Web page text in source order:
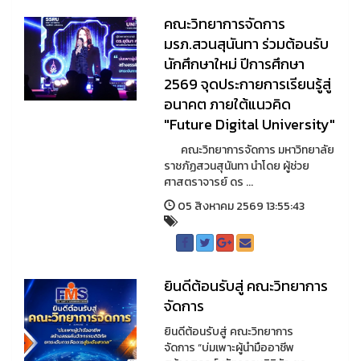
คณะวิทยาการจัดการ
มรภ.สวนสุนันทา ร่วมต้อนรับ
นักศึกษาใหม่ ปีการศึกษา
2569 จุดประกายการเรียนรู้สู่
อนาคต ภายใต้แนวคิด
"Future Digital University"
คณะวิทยาการจัดการ มหาวิทยาลัย
ราชภัฏสวนสุนันทา นำโดย ผู้ช่วย
ศาสตราจารย์ ดร ...
05 สิงหาคม 2569 13:55:43
ยินดีต้อนรับสู่ คณะวิทยาการ
จัดการ
ยินดีต้อนรับสู่ คณะวิทยาการ
จัดการ “บ่มเพาะผู้นำมืออาชีพ